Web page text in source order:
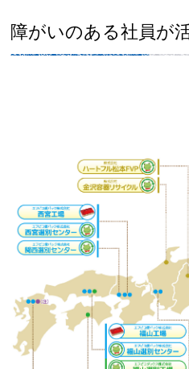
障がいのある社員が